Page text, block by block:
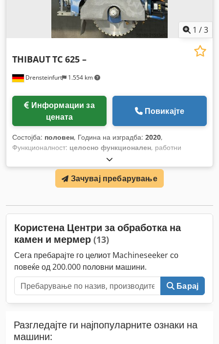
1 /3
Drensteinfurt 1.554 km
THIBAUTTC 625 –
цената
Повикајте
Состојба: половен, Година на изградба: 2020,
Функционалност: целосно функционален, работни
Зачувај пребарување
Користена Центри за обработка на
камен и мермер (13)
Сега пребарајте го целиот Machineseeker со
повеќе од 200.000 половни машини.
Барај
Разгледајте ги најпопуларните ознаки на
машини: